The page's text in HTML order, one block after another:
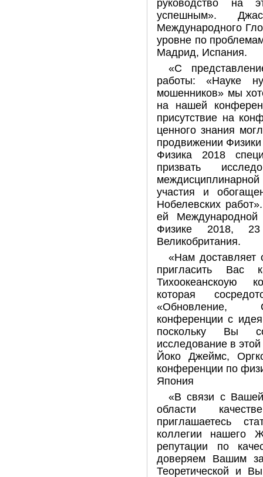
руководство на
успешным».
Международного
уровне по
Мадрид, Испания.
«С
работы: «Науке
мошенников» мы
на нашей
присутствие на
ценного знания
продвижении
Физика 2018
призвать
участия и
Нобелевских
ей
Физике 2018,
Великобритания.
«Нам доставляет
пригласить Вас
Тихоокеанскоую
которая
«Обновление,
конференции с
поскольку Вы
исследование в
Йоко Джеймс,
конференции по
Япония
«В связи с
области
приглашаетесь
коллегии
репутации по
доверяем Вашим
Теоретической и